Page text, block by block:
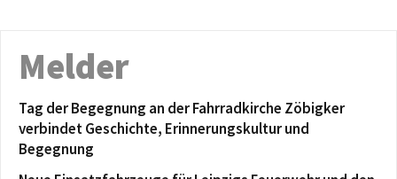
Melder
Tag der Begegnung an der Fahrradkirche Zöbigker
verbindet Geschichte, Erinnerungskultur und
Begegnung